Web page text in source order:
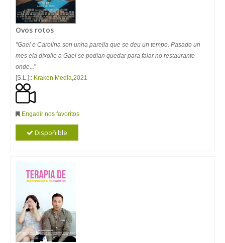
Ovos rotos
"Gael e Carolina son unha parella que se deu un tempo. Pasado un
mes ela díxolle a Gael se podían quedar para falar no restaurante
onde..."
[S.L.]:: Kraken Media,2021
Engadir nos favoritos
Dispoñible